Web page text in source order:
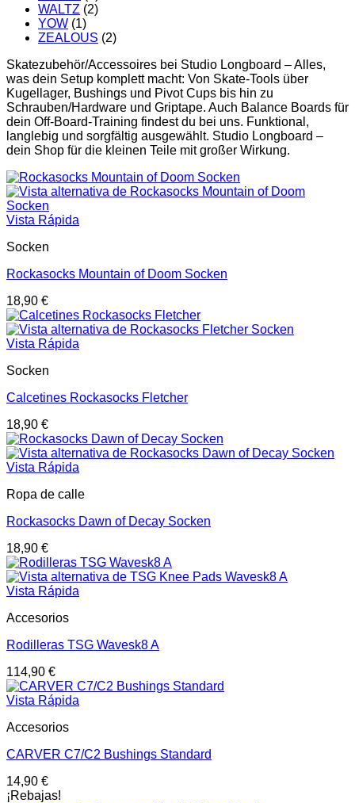
WALTZ (2)
YOW (1)
ZEALOUS (2)
Skatezubehör/Accessoires bei Studio Longboard – Alles,
was dein Setup komplett macht: Von Skate-Tools über
Kugellager, Bushings und Pivot Cups bis hin zu
Schrauben/Hardware und Griptape. Auch Balance Boards für
dein Off-Board-Training findest du bei uns. Funktional,
langlebig und sorgfältig ausgewählt. Studio Longboard –
dein Shop für die kleinen Teile mit großer Wirkung.
Vista Rápida
Socken
Rockasocks Mountain of Doom Socken
18,90 €
Vista Rápida
Socken
Calcetines Rockasocks Fletcher
18,90 €
Vista Rápida
Ropa de calle
Rockasocks Dawn of Decay Socken
18,90 €
Vista Rápida
Accesorios
Rodilleras TSG Wavesk8 A
114,90 €
Vista Rápida
Accesorios
CARVER C7/C2 Bushings Standard
14,90 €
¡Rebajas!